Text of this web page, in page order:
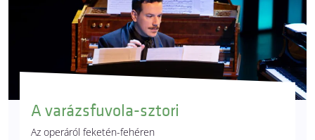
A varázsfuvola-sztori
Az operáról feketén-fehéren